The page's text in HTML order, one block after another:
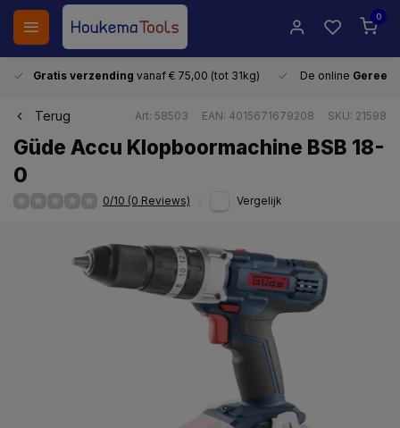
0
Gratis verzending vanaf € 75,00 (tot 31kg) De online
Terug Art: 58503 EAN: 4015671679208 SKU: 21598
Güde Accu Klopboormachine BSB 18-
0
0/10 (0 Reviews) Vergelijk